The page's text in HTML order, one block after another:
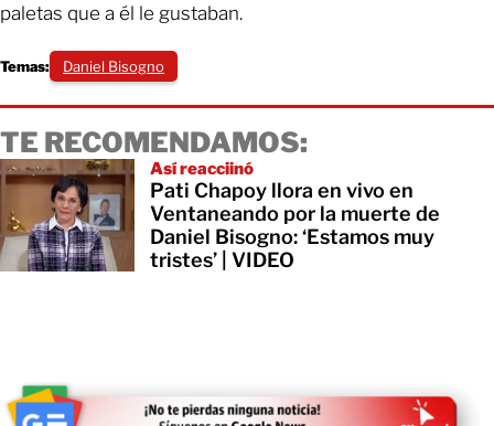
paletas que a él le gustaban.
Temas: Daniel Bisogno
TE RECOMENDAMOS:
Así reacciinó
Pati Chapoy llora en vivo en
Ventaneando por la muerte de
Daniel Bisogno: ‘Estamos muy
tristes’ | VIDEO